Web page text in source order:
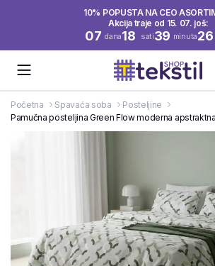
10% POPUSTA NA CEO
Akcija traje od 15. 07. još:
07 dana18 sati39 minuta25
Početna Spavaća soba
Posteljine
Pamučna posteljina Green Flow moderna